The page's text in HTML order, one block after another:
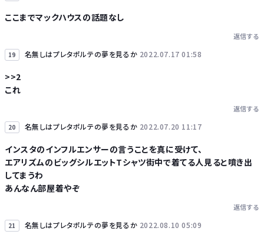
ここまでマックハウスの話題なし
返信する
19 名無しはプレタポルテの夢を見るか 2022.07.17 01:58
>>2
これ
返信する
20 名無しはプレタポルテの夢を見るか 2022.07.20 11:17
インスタのインフルエンサーの言うことを真に受けて、
エアリズムのビッグシルエットTシャツ街中で着てる人見ると噴き出
してまうわ
あんなん部屋着やぞ
返信する
21 名無しはプレタポルテの夢を見るか 2022.08.10 05:09